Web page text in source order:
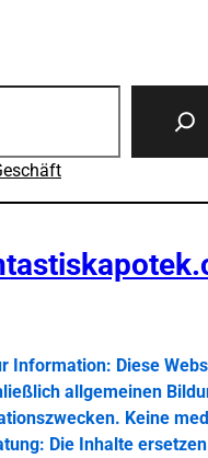
Information: Diese
allgemeinen
Keine
Die Inhalte